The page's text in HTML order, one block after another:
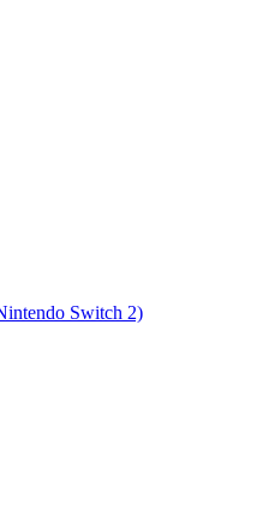
Switch 2)